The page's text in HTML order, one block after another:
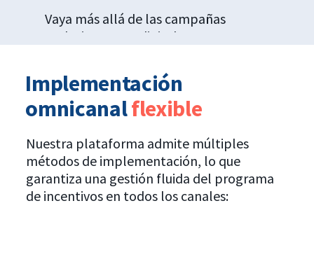
Vaya más allá de las campañas
exclusivamente digitales
experiencias offline. Con nuestra
tecnología, puede recompensar a
los clientes por compras en tienda,
interacciones en establecimientos
físicos, todo ello mientras
monitoriza el rendimiento en tiempo
real.
Implementación
omnicanalflexible
Nuestra plataforma admite múltiples
métodos de implementación, lo que
garantiza una gestión fluida del programa
de incentivos en todos los canales: